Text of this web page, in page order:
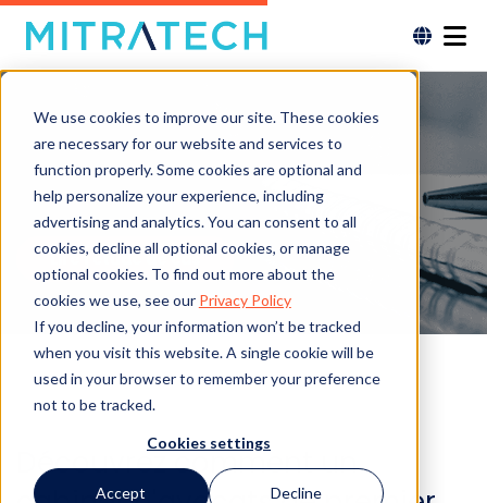
We use cookies to improve our site. These cookies
are necessary for our website and services to
function properly. Some cookies are optional and
help personalize your experience, including
advertising and analytics. You can consent to all
cookies, decline all optional cookies, or manage
optional cookies. To find out more about the
cookies we use, see our Privacy Policy
If you decline, your information won’t be tracked
when you visit this website. A single cookie will be
used in your browser to remember your preference
not to be tracked.
Cookies settings
Accept Decline
Lire l'étude de cas
Découvrez comment un